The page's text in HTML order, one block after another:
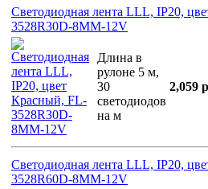
Светодиодная лента LLL, IP20,
3528R30D-8MM-12V
Длина в
рулоне 5 м,
30
светодиодов
на м
2,059
Светодиодная лента LLL, IP20,
3528R60D-8MM-12V